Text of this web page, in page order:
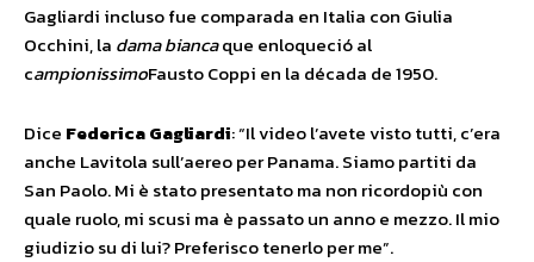
Gagliardi incluso fue comparada en Italia con Giulia
Occhini, la dama biancaque enloqueció al
campionissimoFausto Coppi en la década de 1950.
Dice Federica Gagliardi: “Il video l’avete visto tutti, c’era
anche Lavitola sull’aereo per Panama. Siamo partiti da
San Paolo. Mi è stato presentato ma non ricordopiù con
quale ruolo, mi scusi ma è passato un anno e mezzo. Il mio
giudizio su di lui? Preferisco tenerlo per me”.